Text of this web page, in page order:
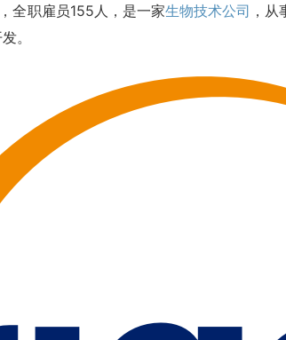
全职雇员155人，是一家生物技术公司 ，
。